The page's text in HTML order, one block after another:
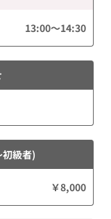
13:00～14:30
級者)
￥8,000